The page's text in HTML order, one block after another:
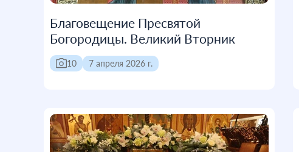
Благовещение Пресвятой
Богородицы. Великий Вторник
10 7 апреля 2026 г.